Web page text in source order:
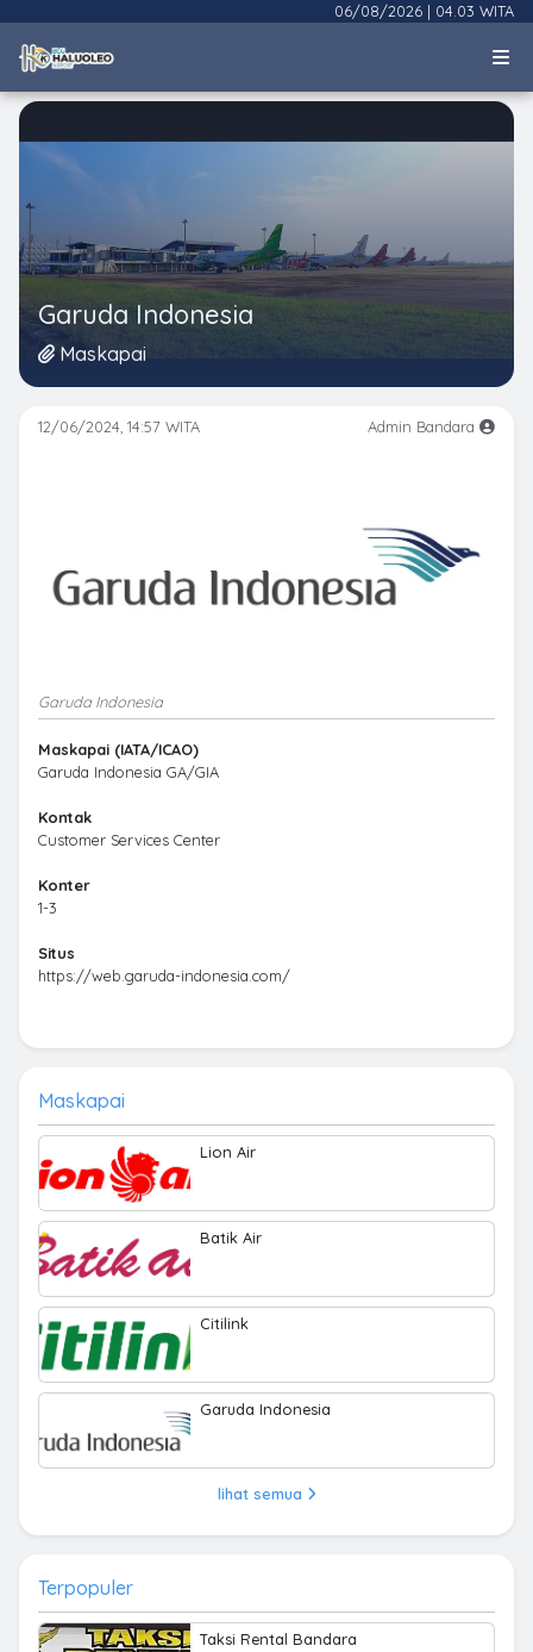
06/08/2026 | 04.03 WITA
Garuda Indonesia
Maskapai
12/06/2024, 14:57 WITA Admin Bandara
Garuda Indonesia
Maskapai (IATA/ICAO)
Garuda Indonesia GA/GIA
Kontak
Customer Services Center
Konter
1-3
Situs
https://web.garuda-indonesia.com/
Maskapai
Lion Air
Batik Air
Citilink
Garuda Indonesia
lihat semua
Terpopuler
Taksi Rental Bandara